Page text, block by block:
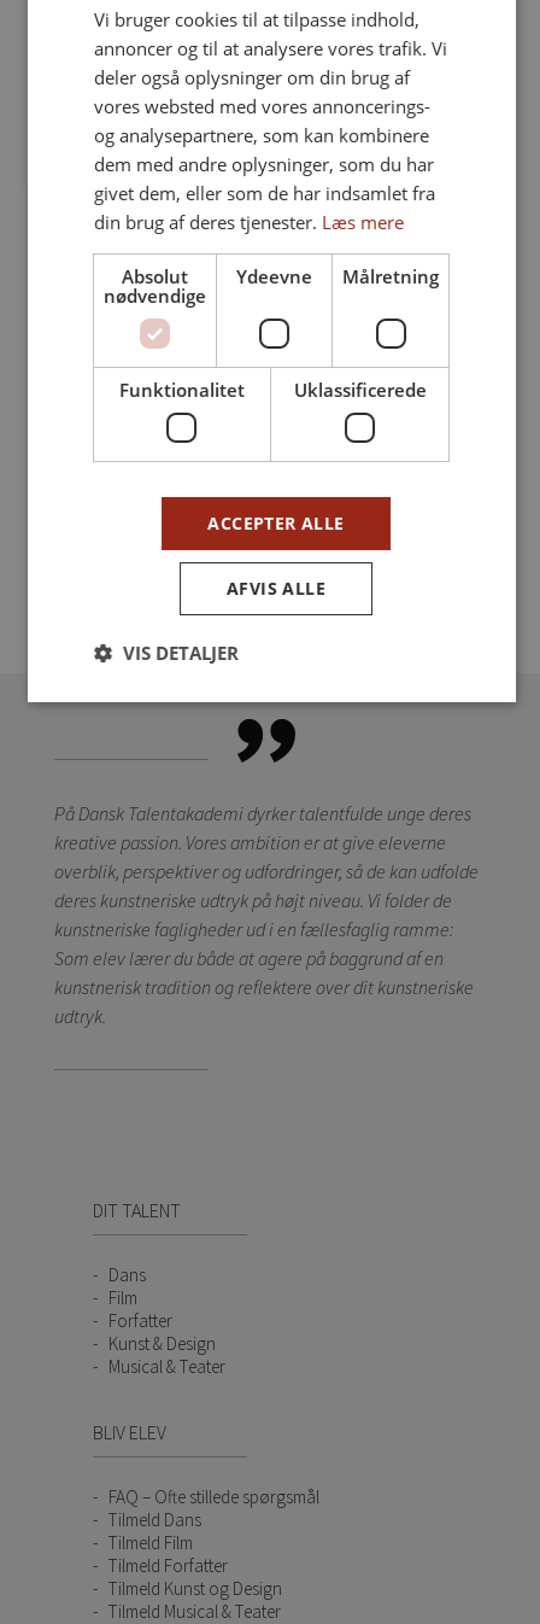
FØLG PÅ INSTAGRAM
På Dansk Talentakademi dyrker talentfulde unge deres
kreative passion. Vores ambition er at give eleverne
overblik, perspektiver og udfordringer, så de kan udfolde
deres kunstneriske udtryk på højt niveau. Vi folder de
kunstneriske fagligheder ud i en fællesfaglig ramme:
Som elev lærer du både at agere på baggrund af en
kunstnerisk tradition og reflektere over dit kunstneriske
udtryk.
DIT TALENT
Dans
Film
Forfatter
Kunst & Design
Musical & Teater
BLIV ELEV
FAQ – Ofte stillede spørgsmål
Tilmeld Dans
Tilmeld Film
Tilmeld Forfatter
Tilmeld Kunst og Design
Tilmeld Musical & Teater
Vi bruger cookies til at tilpasse indhold,
annoncer og til at analysere vores trafik. Vi
deler også oplysninger om din brug af
vores websted med vores annoncerings-
og analysepartnere, som kan kombinere
dem med andre oplysninger, som du har
givet dem, eller som de har indsamlet fra
din brug af deres tjenester. Læs mere
Absolut
nødvendige
Ydeevne Målretning
Funktionalitet Uklassificerede
ACCEPTER ALLE
AFVIS ALLE
VIS DETALJER